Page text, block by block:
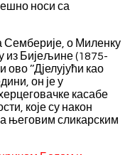
носи са
Семберије, о Миленку
из Бијељине (1875-
’’Дјелујући као
он је у
касабе
које су након
његовим сликарским